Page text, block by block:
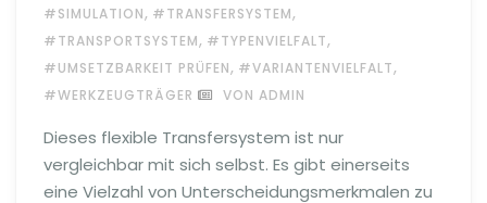
#SIMULATION, #TRANSFERSYSTEM,
#TRANSPORTSYSTEM, #TYPENVIELFALT,
#UMSETZBARKEIT PRÜFEN, #VARIANTENVIELFALT,
#WERKZEUGTRÄGER VON ADMIN
Dieses flexible Transfersystem ist nur
vergleichbar mit sich selbst. Es gibt einerseits
eine Vielzahl von Unterscheidungsmerkmalen zu